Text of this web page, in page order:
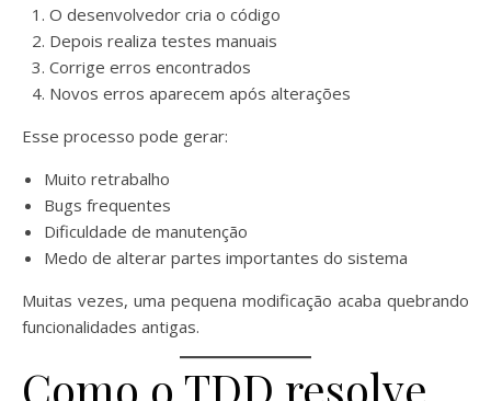
O desenvolvedor cria o código
Depois realiza testes manuais
Corrige erros encontrados
Novos erros aparecem após alterações
Esse processo pode gerar:
Muito retrabalho
Bugs frequentes
Dificuldade de manutenção
Medo de alterar partes importantes do sistema
Muitas vezes, uma pequena modificação acaba quebrando
funcionalidades antigas.
Como o TDD resolve